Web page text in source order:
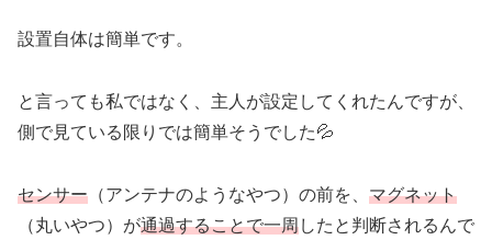
設置自体は簡単です。
と言っても私ではなく、主人が設定してくれたんですが、
側で見ている限りでは簡単そうでした💦
センサー （アンテナのようなやつ）の前を、 マグネット
（丸いやつ）が通過することで一周したと判断されるんで